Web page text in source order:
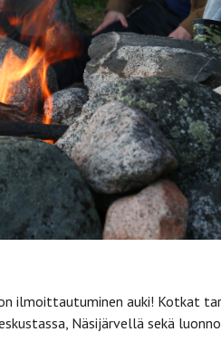
ilmoittautuminen auki! Kotkat
Näsijärvellä sekä